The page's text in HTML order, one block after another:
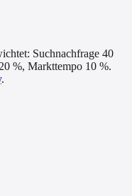
Suchnachfrage 40
%, Markttempo 10 %.
.